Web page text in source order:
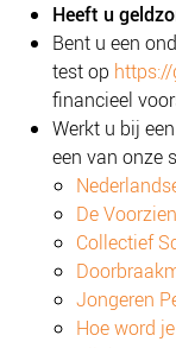
JONGEREN
OVER ROOD
PLINKR NAZORG
SOCIALDEBT
DOORBRAAKMETHODE
COLLECTIEF
DE
NEDERLANDSE
Heeft u
Bent u een
test op
financieel
Werkt u bij
een van onze
De
Collectief
Jongeren
Hoe word